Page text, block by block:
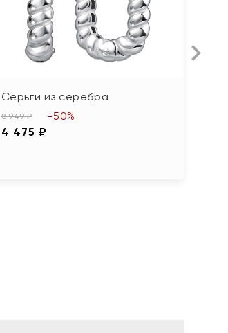
Серьги из серебра
8 949 ₽
4 475 ₽
-50%